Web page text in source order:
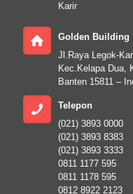
Karir
Golden Building
Jl.Raya Legok-
Kec.Kelapa Dua,
Banten 15811 –
Telepon
(021) 3893 0000
(021) 3893 8383
(021) 3893 3333
0811 1177 595
0811 1178 595
0812 8922 2123